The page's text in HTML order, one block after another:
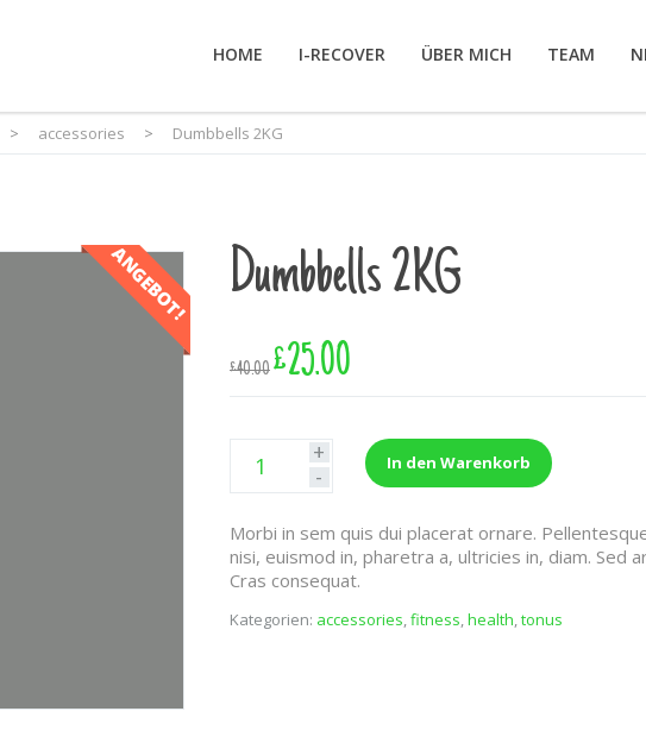
HOME I-RECOVER ÜBER MICH TEAM
> accessories > Dumbbells 2KG
ANGEBOT! Dumbbells 2KG
£40.00£25.00
+
-
In den Warenkorb
Morbi in sem quis dui placerat ornare.
nisi, euismod in, pharetra a, ultricies in, diam. Sed
Cras consequat.
Kategorien: accessories,fitness,health,tonus